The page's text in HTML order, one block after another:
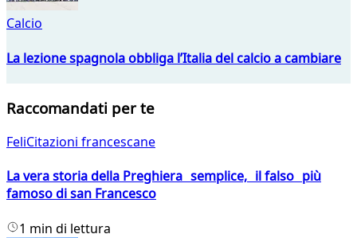
Calcio
La lezione spagnola obbliga l’Italia del calcio a cambiare
Raccomandati per te
FeliCitazioni francescane
La vera storia della Preghiera semplice, il falso più
famoso di san Francesco
1 min di lettura